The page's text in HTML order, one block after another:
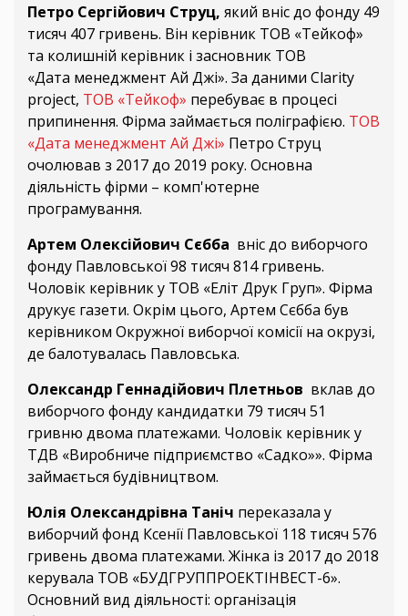
Петро Сергійович Струц, який вніс до фонду 49
тисяч 407 гривень. Він керівник ТОВ «Тейкоф»
та колишній керівник і засновник ТОВ
«Дата менеджмент Ай Джі». За даними Clarity
project, ТОВ «Тейкоф» перебуває в процесі
припинення. Фірма займається поліграфією. ТОВ
«Дата менеджмент Ай Джі» Петро Струц
очолював з 2017 до 2019 року. Основна
діяльність фірми – комп'ютерне
програмування.
Артем Олексійович Сєбба вніс до виборчого
фонду Павловської 98 тисяч 814 гривень.
Чоловік керівник у ТОВ «Еліт Друк Груп». Фірма
друкує газети. Окрім цього, Артем Сєбба був
керівником Окружної виборчої комісії на окрузі,
де балотувалась Павловська.
Олександр Геннадійович Плетньов вклав до
виборчого фонду кандидатки 79 тисяч 51
гривню двома платежами. Чоловік керівник у
ТДВ «Виробниче підприємство «Садко»». Фірма
займається будівництвом.
Юлія Олександрівна Таніч переказала у
виборчий фонд Ксенії Павловської 118 тисяч 576
гривень двома платежами. Жінка із 2017 до 2018
керувала ТОВ «БУДГРУППРОЕКТІНВЕСТ-6».
Основний вид діяльності: організація